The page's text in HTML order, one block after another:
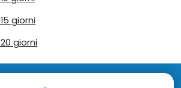
giorni
giorni